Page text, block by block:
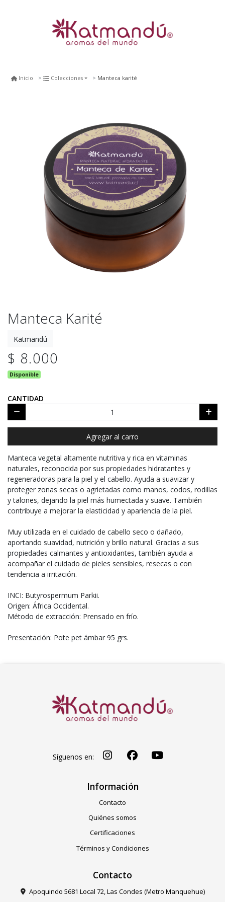
Inicio Colecciones Manteca karité
Manteca Karité
Katmandú
$ 8.000
Disponible
CANTIDAD
Agregar al carro
Manteca vegetal altamente nutritiva y rica en vitaminas
naturales, reconocida por sus propiedades hidratantes y
regeneradoras para la piel y el cabello. Ayuda a suavizar y
proteger zonas secas o agrietadas como manos, codos, rodillas
y talones, dejando la piel más humectada y suave. También
contribuye a mejorar la elasticidad y apariencia de la piel.
Muy utilizada en el cuidado de cabello seco o dañado,
aportando suavidad, nutrición y brillo natural. Gracias a sus
propiedades calmantes y antioxidantes, también ayuda a
acompañar el cuidado de pieles sensibles, resecas o con
tendencia a irritación.
INCI: Butyrospermum Parkii.
Origen: África Occidental.
Método de extracción: Prensado en frío.
Presentación: Pote pet ámbar 95 grs.
Síguenos en:
Información
Contacto
Quiénes somos
Certificaciones
Términos y Condiciones
Contacto
Apoquindo 5681 Local 72, Las Condes (Metro Manquehue)